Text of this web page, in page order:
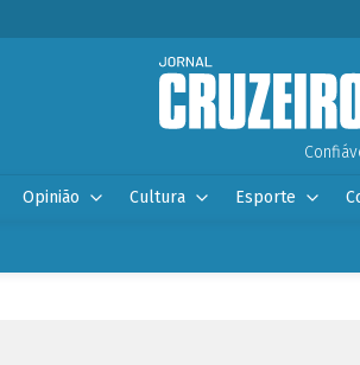
Opinião Cultura Esporte